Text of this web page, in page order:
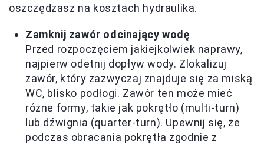
oszczędzasz na kosztach hydraulika.
Zamknij zawór odcinający wodę
Przed rozpoczęciem jakiejkolwiek naprawy,
najpierw odetnij dopływ wody. Zlokalizuj
zawór, który zazwyczaj znajduje się za miską
WC, blisko podłogi. Zawór ten może mieć
różne formy, takie jak pokrętło (multi-turn)
lub dźwignia (quarter-turn). Upewnij się, że
podczas obracania pokrętła zgodnie z